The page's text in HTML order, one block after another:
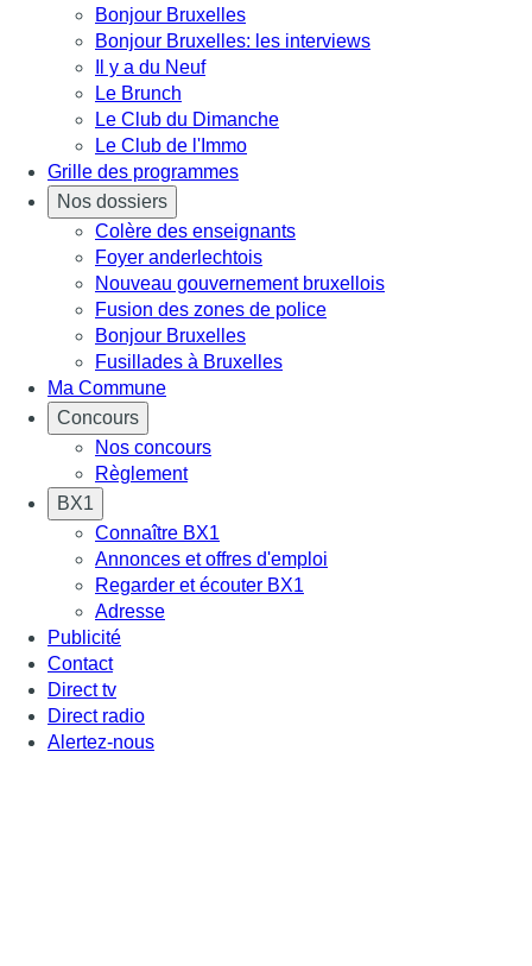
Bonjour Bruxelles
Bonjour Bruxelles: les interviews
Il y a du Neuf
Le Brunch
Le Club du Dimanche
Le Club de l'Immo
Grille des programmes
Nos dossiers
Colère des enseignants
Foyer anderlechtois
Nouveau gouvernement bruxellois
Fusion des zones de police
Bonjour Bruxelles
Fusillades à Bruxelles
Ma Commune
Concours
Nos concours
Règlement
BX1
Connaître BX1
Annonces et offres d'emploi
Regarder et écouter BX1
Adresse
Publicité
Contact
Direct tv
Direct radio
Alertez-nous